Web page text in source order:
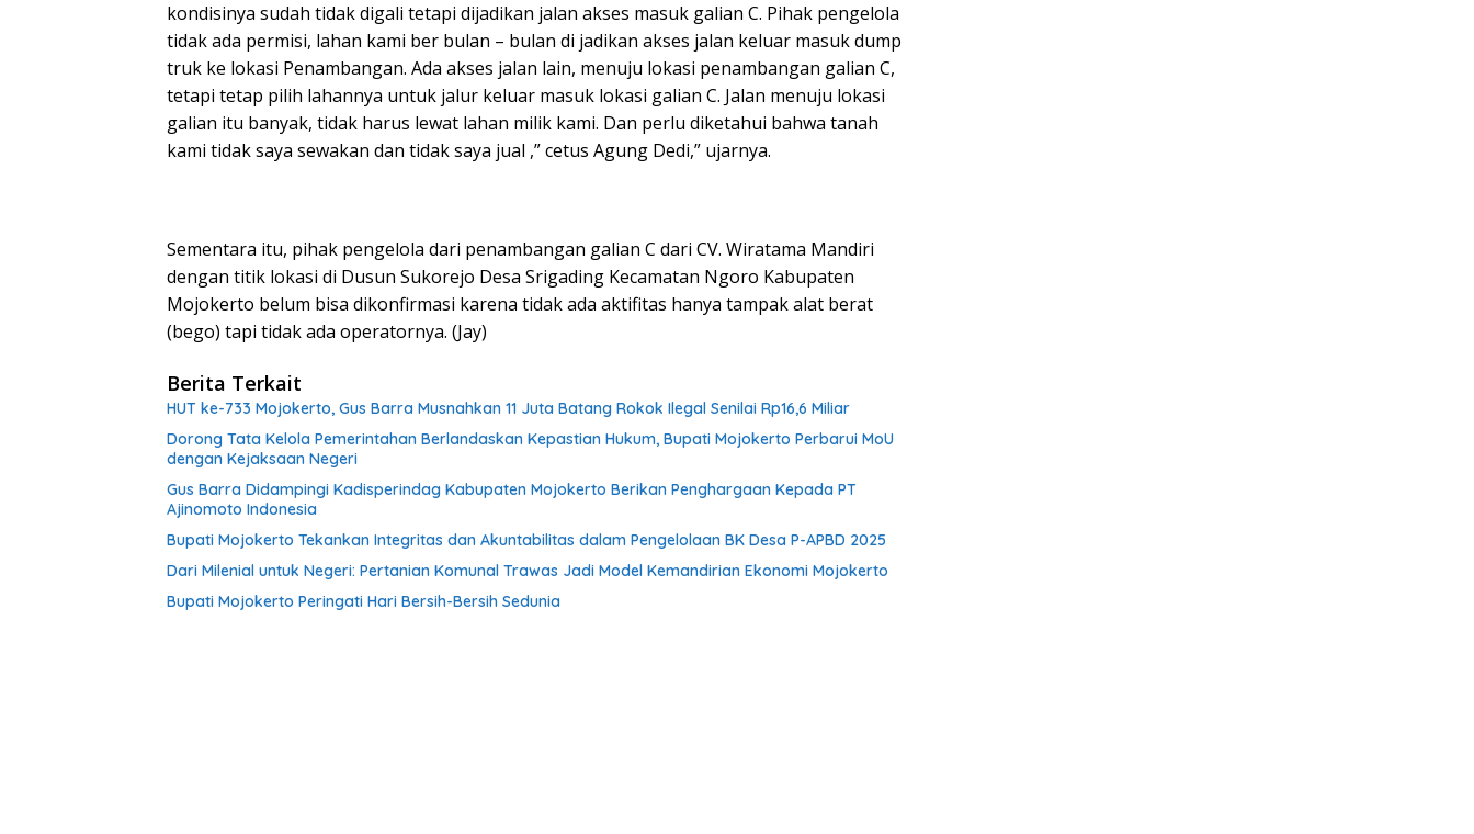
kondisinya sudah tidak digali tetapi dijadikan jalan akses masuk galian C. Pihak pengelola
tidak ada permisi, lahan kami ber bulan – bulan di jadikan akses jalan keluar masuk dump
truk ke lokasi Penambangan. Ada akses jalan lain, menuju lokasi penambangan galian C,
tetapi tetap pilih lahannya untuk jalur keluar masuk lokasi galian C. Jalan menuju lokasi
galian itu banyak, tidak harus lewat lahan milik kami. Dan perlu diketahui bahwa tanah
kami tidak saya sewakan dan tidak saya jual ,” cetus Agung Dedi,” ujarnya.
Sementara itu, pihak pengelola dari penambangan galian C dari CV. Wiratama Mandiri
dengan titik lokasi di Dusun Sukorejo Desa Srigading Kecamatan Ngoro Kabupaten
Mojokerto belum bisa dikonfirmasi karena tidak ada aktifitas hanya tampak alat berat
(bego) tapi tidak ada operatornya. (Jay)
Berita Terkait
HUT ke-733 Mojokerto, Gus Barra Musnahkan 11 Juta Batang Rokok Ilegal Senilai Rp16,6 Miliar
Dorong Tata Kelola Pemerintahan Berlandaskan Kepastian Hukum, Bupati Mojokerto Perbarui MoU
dengan Kejaksaan Negeri
Gus Barra Didampingi Kadisperindag Kabupaten Mojokerto Berikan Penghargaan Kepada PT
Ajinomoto Indonesia
Bupati Mojokerto Tekankan Integritas dan Akuntabilitas dalam Pengelolaan BK Desa P-APBD 2025
Dari Milenial untuk Negeri: Pertanian Komunal Trawas Jadi Model Kemandirian Ekonomi Mojokerto
Bupati Mojokerto Peringati Hari Bersih-Bersih Sedunia